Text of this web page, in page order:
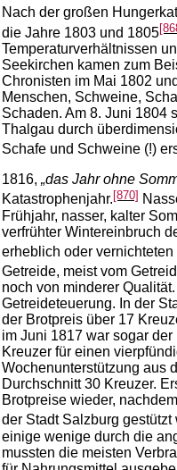
Nach der großen
die Jahre 1803 und 1805
Temperaturverhältnissen
Seekirchen kamen zum
Chronisten im Mai 1802
Menschen, Schweine,
Schaden. Am 8. Juni 1804
Thalgau durch
Schafe und Schweine (!)
1816, „das Jahr ohne
Katastrophenjahr.[870]
Frühjahr, nasser, kalter
verfrühter Wintereinbruch
erheblich oder
Getreide, meist vom
noch von minderer
Getreideteuerung. In der
der Brotpreis über 17
im Juni 1817 war sogar
Kreuzer für einen
Wochenunterstützung aus
Durchschnitt 30 Kreuzer.
Brotpreise wieder,
der Stadt Salzburg gestützt
einige wenige durch die
mussten die meisten